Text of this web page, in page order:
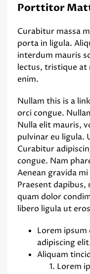
Porttitor
Curabitur massa
porta in ligula.
interdum mauris
lectus, tristique
enim.
Nullam this is a
orci congue.
Nulla elit mauris,
pulvinar eu ligula.
Curabitur
congue. Nam
Aenean gravida
Praesent
quam dolor
libero ligula ut
Lorem
adipiscing
Aliquam
Lorem